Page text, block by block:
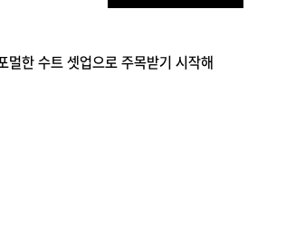
한 수트 셋업으로 주목받기 시작해